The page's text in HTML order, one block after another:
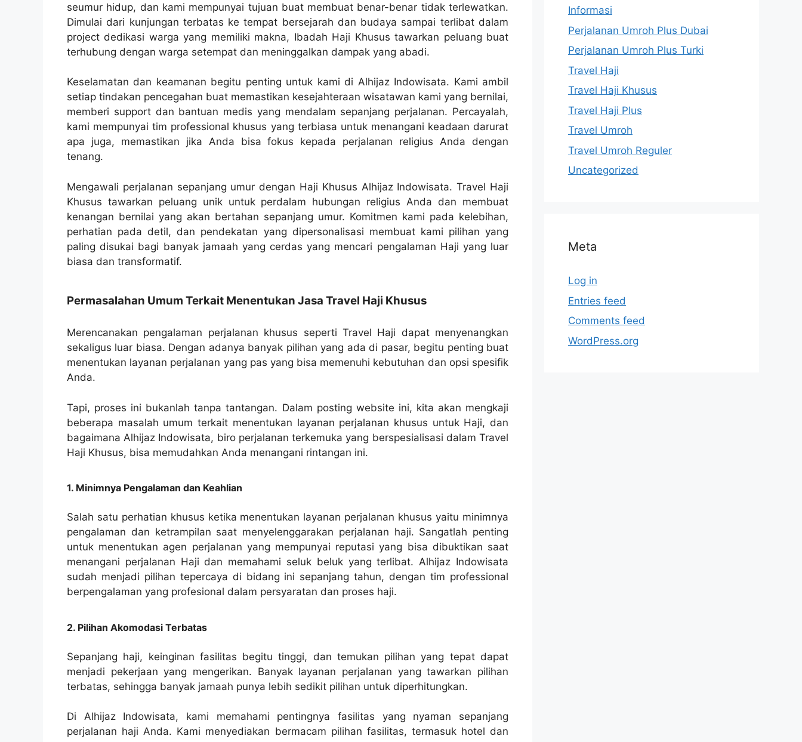
seumur hidup, dan kami mempunyai tujuan buat membuat benar-benar tidak terlewatkan.
Dimulai dari kunjungan terbatas ke tempat bersejarah dan budaya sampai terlibat dalam
project dedikasi warga yang memiliki makna, Ibadah Haji Khusus tawarkan peluang buat
terhubung dengan warga setempat dan meninggalkan dampak yang abadi.
Keselamatan dan keamanan begitu penting untuk kami di Alhijaz Indowisata. Kami ambil
setiap tindakan pencegahan buat memastikan kesejahteraan wisatawan kami yang bernilai,
memberi support dan bantuan medis yang mendalam sepanjang perjalanan. Percayalah,
kami mempunyai tim professional khusus yang terbiasa untuk menangani keadaan darurat
apa juga, memastikan jika Anda bisa fokus kepada perjalanan religius Anda dengan
tenang.
Mengawali perjalanan sepanjang umur dengan Haji Khusus Alhijaz Indowisata. Travel Haji
Khusus tawarkan peluang unik untuk perdalam hubungan religius Anda dan membuat
kenangan bernilai yang akan bertahan sepanjang umur. Komitmen kami pada kelebihan,
perhatian pada detil, dan pendekatan yang dipersonalisasi membuat kami pilihan yang
paling disukai bagi banyak jamaah yang cerdas yang mencari pengalaman Haji yang luar
biasa dan transformatif.
Permasalahan Umum Terkait Menentukan Jasa Travel Haji Khusus
Merencanakan pengalaman perjalanan khusus seperti Travel Haji dapat menyenangkan
sekaligus luar biasa. Dengan adanya banyak pilihan yang ada di pasar, begitu penting buat
menentukan layanan perjalanan yang pas yang bisa memenuhi kebutuhan dan opsi spesifik
Anda.
Tapi, proses ini bukanlah tanpa tantangan. Dalam posting website ini, kita akan mengkaji
beberapa masalah umum terkait menentukan layanan perjalanan khusus untuk Haji, dan
bagaimana Alhijaz Indowisata, biro perjalanan terkemuka yang berspesialisasi dalam Travel
Haji Khusus, bisa memudahkan Anda menangani rintangan ini.
1. Minimnya Pengalaman dan Keahlian
Salah satu perhatian khusus ketika menentukan layanan perjalanan khusus yaitu minimnya
pengalaman dan ketrampilan saat menyelenggarakan perjalanan haji. Sangatlah penting
untuk menentukan agen perjalanan yang mempunyai reputasi yang bisa dibuktikan saat
menangani perjalanan Haji dan memahami seluk beluk yang terlibat. Alhijaz Indowisata
sudah menjadi pilihan tepercaya di bidang ini sepanjang tahun, dengan tim professional
berpengalaman yang profesional dalam persyaratan dan proses haji.
2. Pilihan Akomodasi Terbatas
Sepanjang haji, keinginan fasilitas begitu tinggi, dan temukan pilihan yang tepat dapat
menjadi pekerjaan yang mengerikan. Banyak layanan perjalanan yang tawarkan pilihan
terbatas, sehingga banyak jamaah punya lebih sedikit pilihan untuk diperhitungkan.
Di Alhijaz Indowisata, kami memahami pentingnya fasilitas yang nyaman sepanjang
perjalanan haji Anda. Kami menyediakan bermacam pilihan fasilitas, termasuk hotel dan
Informasi
Perjalanan Umroh Plus Dubai
Perjalanan Umroh Plus Turki
Travel Haji
Travel Haji Khusus
Travel Haji Plus
Travel Umroh
Travel Umroh Reguler
Uncategorized
Meta
Log in
Entries feed
Comments feed
WordPress.org